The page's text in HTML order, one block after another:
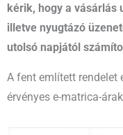
kérik, hogy a vásárlás
illetve nyugtázó
utolsó napjától
A fent említett rendelet
érvényes e-matrica-